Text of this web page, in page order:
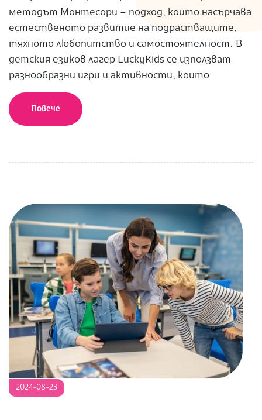
методът Монтесори – подход, който насърчава
естественото развитие на подрастващите,
тяхното любопитство и самостоятелност. В
детския езиков лагер LuckyKids се използват
разнообразни игри и активности, които
Повече
2024-
08-
2024-08-23